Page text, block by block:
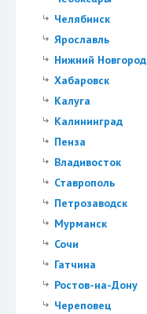
Челябинск
Ярославль
Нижний Новгород
Хабаровск
Калуга
Калининград
Пенза
Владивосток
Ставрополь
Петрозаводск
Мурманск
Сочи
Гатчина
Ростов-на-Дону
Череповец